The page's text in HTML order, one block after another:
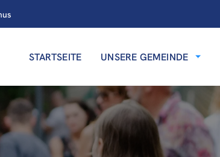
STARTSEITE UNSERE GEMEINDE